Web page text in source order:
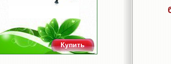
Купить